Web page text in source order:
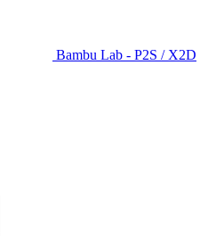
Bambu Lab - P2S / X2D